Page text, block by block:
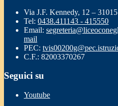
Via J.F. Kennedy, 12 –
Tel: 0438.411143 - 415550
Email:
mail
PEC:
C.F.: 82003370267
Seguici su
Youtube